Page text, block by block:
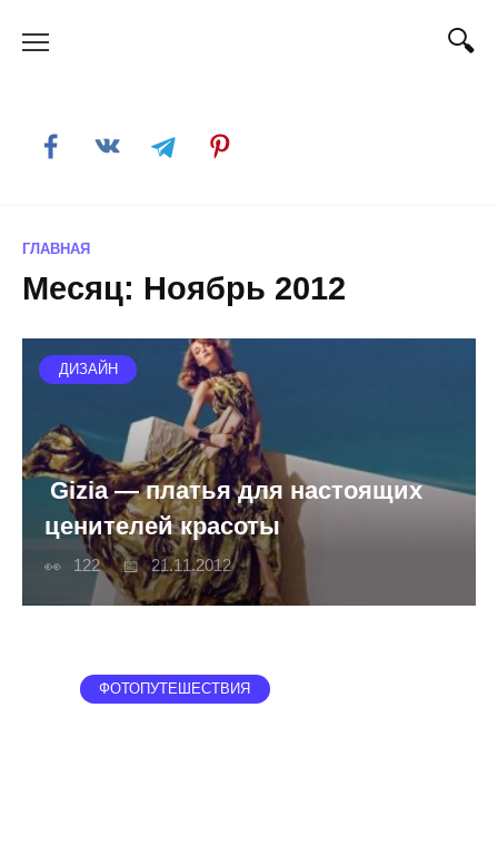
ГЛАВНАЯ
Месяц: Ноябрь 2012
ДИЗАЙН
Gizia — платья для настоящих
ценителей красоты
122 21.11.2012
ФОТОПУТЕШЕСТВИЯ